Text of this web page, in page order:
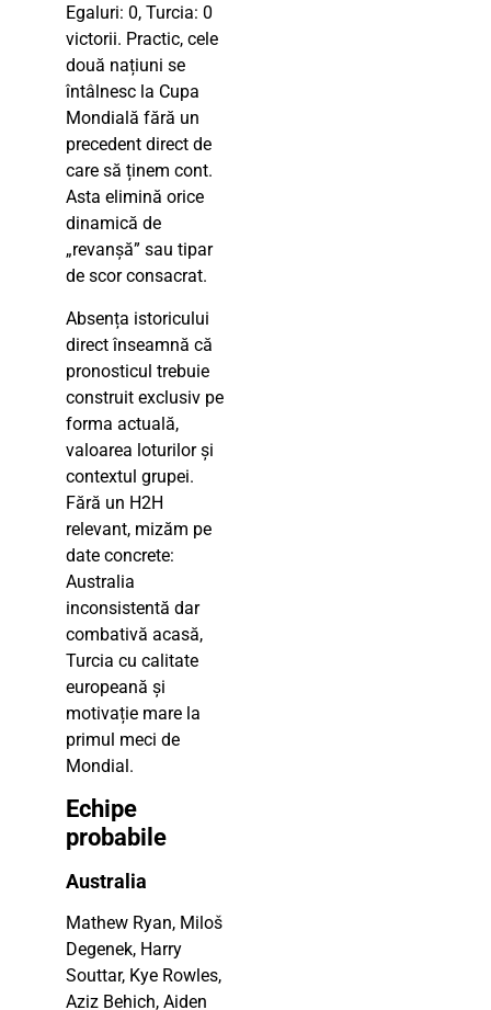
Egaluri: 0, Turcia: 0
victorii. Practic, cele
două națiuni se
întâlnesc la Cupa
Mondială fără un
precedent direct de
care să ținem cont.
Asta elimină orice
dinamică de
„revanșă” sau tipar
de scor consacrat.
Absența istoricului
direct înseamnă că
pronosticul trebuie
construit exclusiv pe
forma actuală,
valoarea loturilor și
contextul grupei.
Fără un H2H
relevant, mizăm pe
date concrete:
Australia
inconsistentă dar
combativă acasă,
Turcia cu calitate
europeană și
motivație mare la
primul meci de
Mondial.
Echipe
probabile
Australia
Mathew Ryan, Miloš
Degenek, Harry
Souttar, Kye Rowles,
Aziz Behich, Aiden